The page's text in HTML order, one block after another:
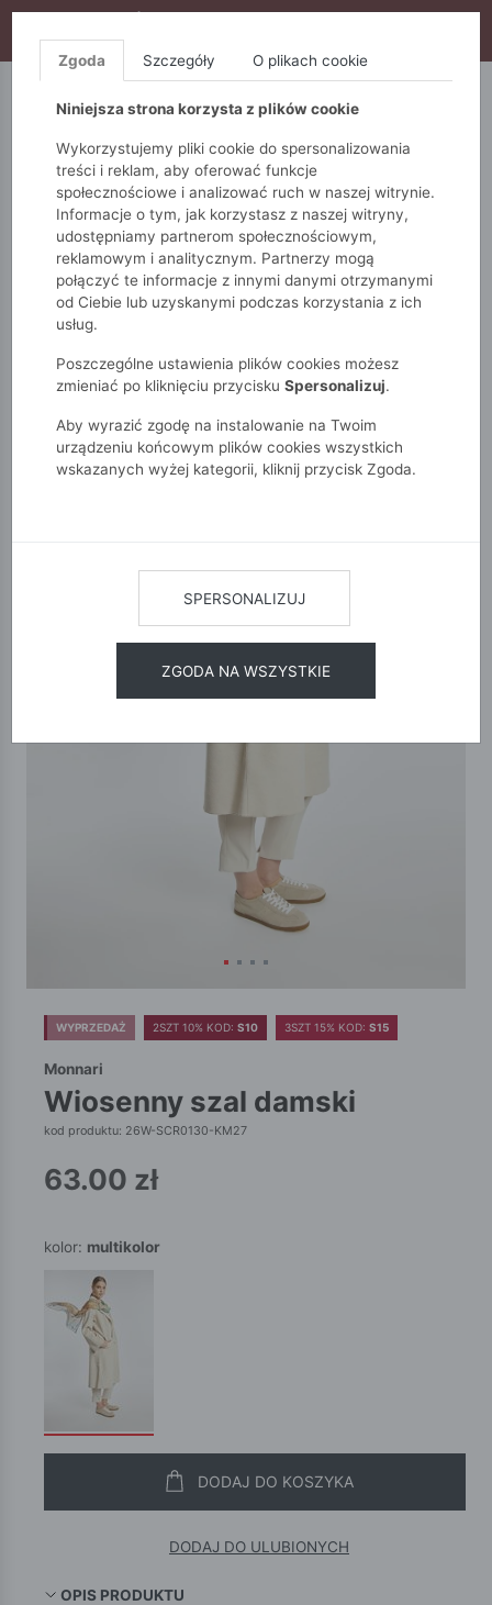
S10), DODATKOWE 15% ZA 3SZT (KOD: S15)
5.10.15. QUIOSQUE
Monnari Dodatki Szaliki Wiosenny szal damski
WYPRZEDAŻ 2SZT 10% KOD: S10 3SZT 15% KOD: S15
Monnari
wiosenny szal damski
kod produktu: 26W-SCR0130-KM27
63.00 zł
kolor: multikolor
DODAJ DO KOSZYKA
DODAJ DO ULUBIONYCH
OPIS PRODUKTU
Zgoda Szczegóły O plikach cookie
Niniejsza strona korzysta z plików cookie
Wykorzystujemy pliki cookie do spersonalizowania
treści i reklam, aby oferować funkcje
społecznościowe i analizować ruch w naszej witrynie.
Informacje o tym, jak korzystasz z naszej witryny,
udostępniamy partnerom społecznościowym,
reklamowym i analitycznym. Partnerzy mogą
połączyć te informacje z innymi danymi otrzymanymi
od Ciebie lub uzyskanymi podczas korzystania z ich
usług.
Poszczególne ustawienia plików cookies możesz
zmieniać po kliknięciu przycisku Spersonalizuj.
Aby wyrazić zgodę na instalowanie na Twoim
urządzeniu końcowym plików cookies wszystkich
wskazanych wyżej kategorii, kliknij przycisk Zgoda.
SPERSONALIZUJ
ZGODA NA WSZYSTKIE